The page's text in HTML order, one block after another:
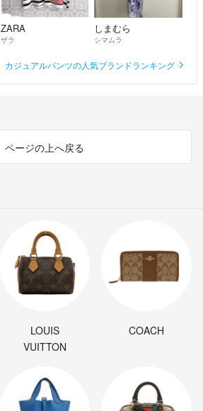
ZARA
ザラ
しまむら
シマムラ
カジュアルパンツの人気ブランドランキング
ページの上へ戻る
LOUIS
VUITTON
COACH